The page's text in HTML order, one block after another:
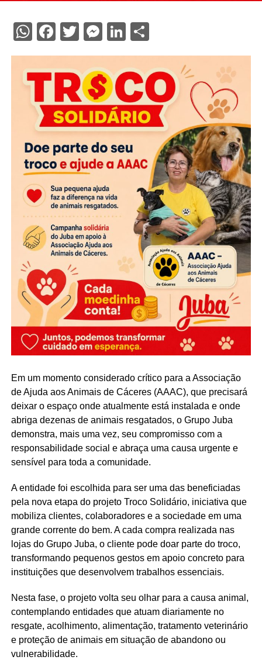
WhatsApp
Facebook
Twitter
Messenger
LinkedIn
Share
Em um momento considerado crítico para a Associação
de Ajuda aos Animais de Cáceres (AAAC), que precisará
deixar o espaço onde atualmente está instalada e onde
abriga dezenas de animais resgatados, o Grupo Juba
demonstra, mais uma vez, seu compromisso com a
responsabilidade social e abraça uma causa urgente e
sensível para toda a comunidade.
A entidade foi escolhida para ser uma das beneficiadas
pela nova etapa do projeto Troco Solidário, iniciativa que
mobiliza clientes, colaboradores e a sociedade em uma
grande corrente do bem. A cada compra realizada nas
lojas do Grupo Juba, o cliente pode doar parte do troco,
transformando pequenos gestos em apoio concreto para
instituições que desenvolvem trabalhos essenciais.
Nesta fase, o projeto volta seu olhar para a causa animal,
contemplando entidades que atuam diariamente no
resgate, acolhimento, alimentação, tratamento veterinário
e proteção de animais em situação de abandono ou
vulnerabilidade.